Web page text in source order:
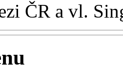
ČR a vl.